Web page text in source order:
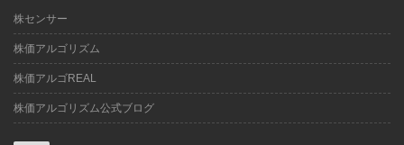
株センサー
株価アルゴリズム
株価アルゴREAL
株価アルゴリズム公式ブログ